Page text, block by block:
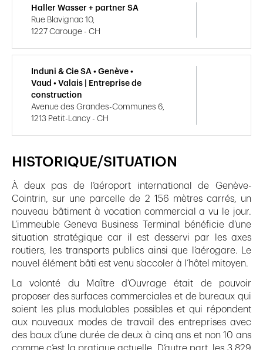
HISTORIQUE/SITUATION
À deux pas de l’aéroport international de Genève-
Cointrin, sur une parcelle de 2 156 mètres carrés, un
nouveau bâtiment à vocation commercial a vu le jour.
L’immeuble Geneva Business Terminal bénéficie d’une
situation stratégique car il est desservi par les axes
routiers, les transports publics ainsi que l’aérogare. Le
nouvel élément bâti est venu s’accoler à l’hôtel mitoyen.
La volonté du Maître d’Ouvrage était de pouvoir
proposer des surfaces commerciales et de bureaux qui
soient les plus modulables possibles et qui répondent
aux nouveaux modes de travail des entreprises avec
des baux d’une durée de deux à cinq ans et non 10 ans
comme c’est la pratique actuelle. D’autre part, les 3 829
Haller Wasser + partner SA
Rue Blavignac 10,
1227 Carouge - CH
Induni & Cie SA • Genève •
Vaud • Valais | Entreprise de
construction
Avenue des Grandes-Communes 6,
1213 Petit-Lancy - CH